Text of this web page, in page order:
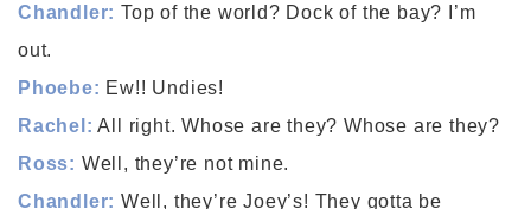
Chandler: Top of the world? Dock of the bay? I’m
out.
Phoebe: Ew!! Undies!
Rachel: All right. Whose are they? Whose are they?
Ross: Well, they’re not mine.
Chandler: Well, they’re Joey’s! They gotta be